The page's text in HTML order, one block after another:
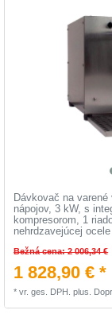
Dávkovač na
nápojov, 3 kW, s
kompresorom, 1
nehrdzavejúcej ocele
Bežná cena: 2 006,34 €
1 828,90 € *
*vr. ges. DPH. plus.